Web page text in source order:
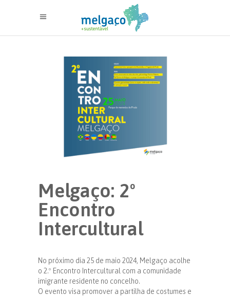
Melgaço: 2º
Encontro
Intercultural
No próximo dia 25 de maio 2024, Melgaço acolhe
o 2.º Encontro Intercultural com a comunidade
imigrante residente no concelho.
O evento visa promover a partilha de costumes e